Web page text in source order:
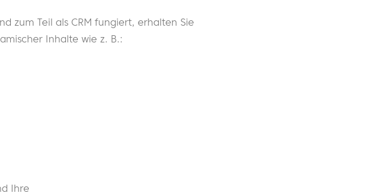
zum Teil als CRM fungiert, erhalten Sie
Inhalte wie z. B.:
Ihre